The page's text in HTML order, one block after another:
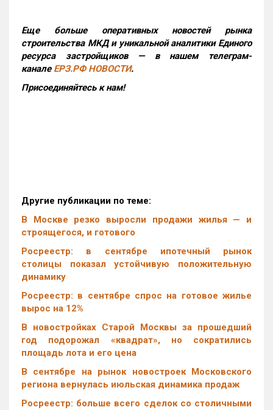
Еще больше оперативных новостей рынка
строительства МКД и уникальной аналитики Единого
ресурса застройщиков — в нашем телеграм-
канале ЕРЗ.РФ НОВОСТИ.
Присоединяйтесь к нам!
Другие публикации по теме:
В Москве резко выросли продажи жилья — и
строящегося, и готового
Росреестр: в сентябре ипотечный рынок
столицы показал устойчивую положительную
динамику
Росреестр: в сентябре спрос на готовое жилье
вырос на 12%
В новостройках Старой Москвы за прошедший
год подорожал «квадрат», но сократились
площадь лота и его цена
В сентябре на рынок новостроек Московского
региона вернулась июльская динамика продаж
Росреестр: больше всего сделок со столичными